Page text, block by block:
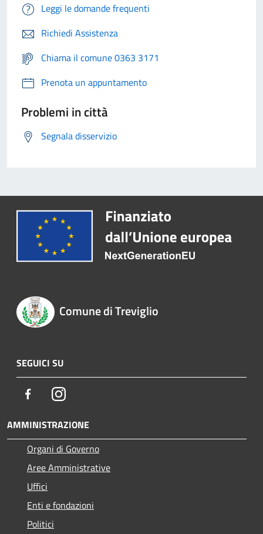
Leggi le domande frequenti
Richiedi Assistenza
Chiama il comune 0363 3171
Prenota un appuntamento
Problemi in città
Segnala disservizio
Comune di Treviglio
SEGUICI SU
FacebookInstagram
AMMINISTRAZIONE
Organi di Governo
Aree Amministrative
Uffici
Enti e fondazioni
Politici